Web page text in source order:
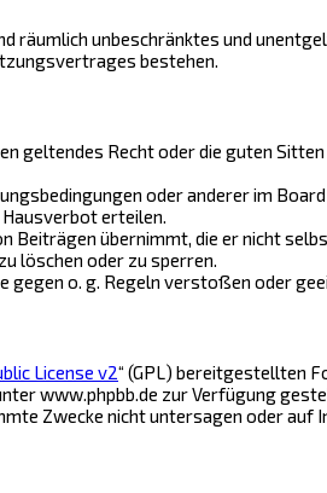
unbeschränktes und
bestehen.
geltendes Recht oder die guten
oder anderer im
erteilen.
übernimmt, die er nicht
löschen oder zu sperren.
o. g. Regeln verstoßen oder
License v2“ (GPL) bereitgestellten
www.phpbb.de zur Verfügung
Zwecke nicht untersagen oder auf